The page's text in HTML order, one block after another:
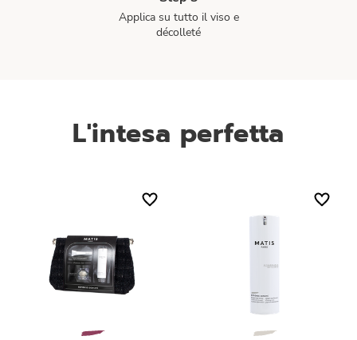
Applica su tutto il viso e
décolleté
L'intesa perfetta